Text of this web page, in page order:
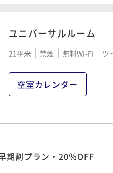
OUT10:00
シュ・高気圧酸素BOX
割プラン・20％OFF
15％OFF【軽朝食付】
ユニバーサルルーム
21平米 禁煙 無料Wi-Fi ツ
空室カレンダー
期割プラン・20％OFF